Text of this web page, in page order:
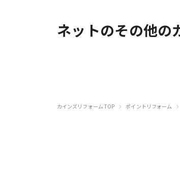
ネットのその他の
カインズリフォーム TOP › ポイントリフォーム ›